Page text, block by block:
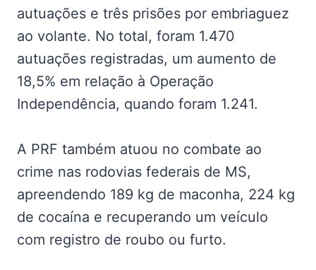
autuações e três prisões por embriaguez
ao volante. No total, foram 1.470
autuações registradas, um aumento de
18,5% em relação à Operação
Independência, quando foram 1.241.
A PRF também atuou no combate ao
crime nas rodovias federais de MS,
apreendendo 189 kg de maconha, 224 kg
de cocaína e recuperando um veículo
com registro de roubo ou furto.